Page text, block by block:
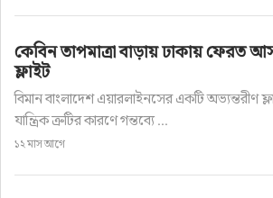
কেবিন তাপমাত্রা বাড়ায় ঢাকায় ফেরত
ফ্লাইট
বিমান বাংলাদেশ এয়ারলাইনসের একটি অভ্যন্তরীণ
যান্ত্রিক ত্রুটির কারণে গন্তব্যে ...
১২ মাস আগে